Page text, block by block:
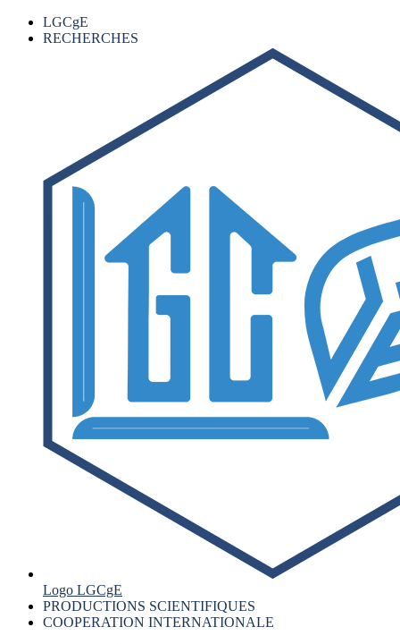
LGCgE
RECHERCHES
Logo LGCgE
PRODUCTIONS SCIENTIFIQUES
COOPERATION INTERNATIONALE